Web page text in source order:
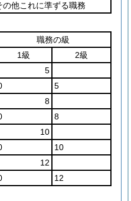
他これに準ずる職務
職務の級
1級
2級
5
5
8
8
10
10
12
12